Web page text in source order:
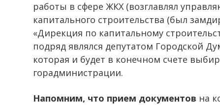
работы в сфере ЖКХ (возглавлял
капитального строительства (был
«Дирекция по капитальному
подряд являлся депутатом Городской
которая и будет в конечном счете
горадминистрации.
Напомним, что прием документов на